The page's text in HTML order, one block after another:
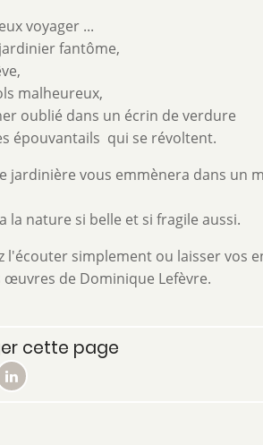
voyager ...
fantôme,
malheureux,
oublié dans un écrin de verdure
épouvantails qui se révoltent.
jardinière vous emmènera dans un
la nature si belle et si fragile aussi.
l'écouter simplement ou laisser vos
œuvres de Dominique Lefèvre.
cette page